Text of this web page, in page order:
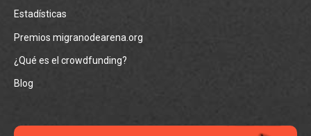
Estadísticas
Premios migranodearena.org
¿Qué es el crowdfunding?
Blog